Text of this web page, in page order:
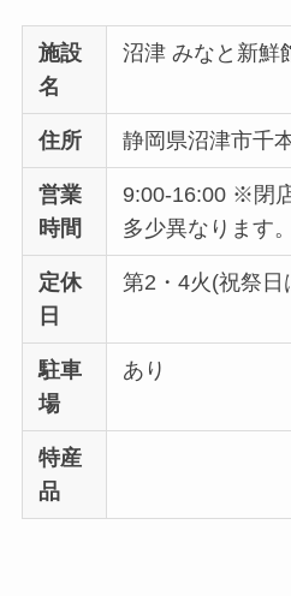
施設
名
沼津 みなと新鮮
住所 静岡県沼津市千
営業
時間
9:00-16:00 ※閉
多少異なります。
定休
日
第2・4火(祝祭日
駐車
場
あり
特産
品